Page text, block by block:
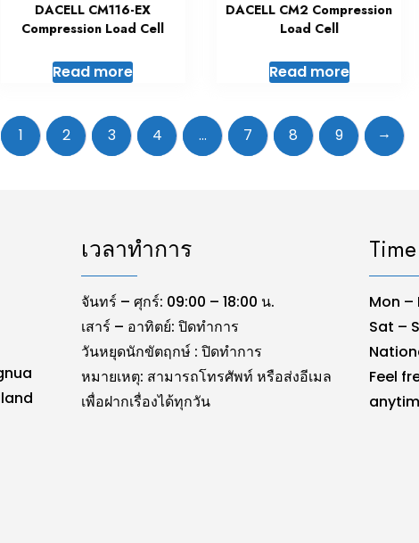
DACELL CM116-EX
Compression Load Cell
Read more
DACELL CM2 Compression
Load Cell
Read more
1 2 3 4 … 7 8 9 →
เวลาทำการ
จันทร์ – ศุกร์: 09:00 – 18:00 น.
เสาร์ – อาทิตย์: ปิดทำการ
วันหยุดนักขัตฤกษ์ : ปิดทำการ
หมายเหตุ: สามารถโทรศัพท์ หรือส่งอีเมล
เพื่อฝากเรื่องได้ทุกวัน
Time
Mon –
Sat –
Feel